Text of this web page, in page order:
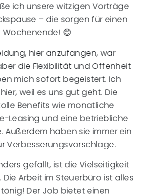
ich unsere witzigen Vorträge
– die sorgen für einen
😊
hier anzufangen, war
die Flexibilität und Offenheit
mich sofort begeistert. Ich
weil es uns gut geht. Die
Benefits wie monatliche
Leasing und eine betriebliche
Außerdem haben sie immer ein
Verbesserungsvorschläge.
gefällt, ist die Vielseitigkeit
Arbeit im Steuerbüro ist alles
Der Job bietet einen